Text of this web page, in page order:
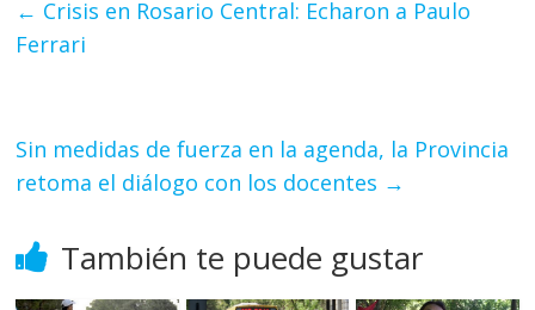
← Crisis en Rosario Central: Echaron a Paulo
Ferrari
Sin medidas de fuerza en la agenda, la Provincia
retoma el diálogo con los docentes →
También te puede gustar